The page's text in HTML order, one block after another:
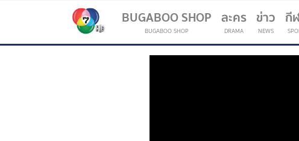
BUGABOO SHOP
BUGABOO SHOP
ละคร
DRAMA
ข่าว
NEWS
กี